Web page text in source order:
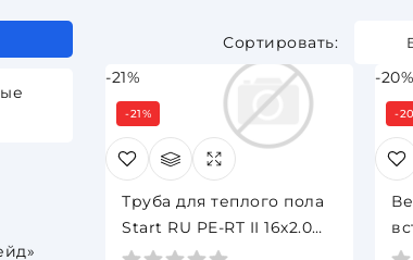
-21%
-21%
Труба для теплого пола
Start RU PE-RT II 16х2.0
240м, AV Engineering
-20%
-